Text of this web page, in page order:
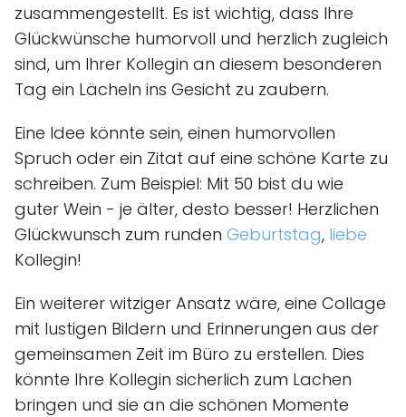
zusammengestellt. Es ist wichtig, dass Ihre
Glückwünsche humorvoll und herzlich zugleich
sind, um Ihrer Kollegin an diesem besonderen
Tag ein Lächeln ins Gesicht zu zaubern.
Eine Idee könnte sein, einen humorvollen
Spruch oder ein Zitat auf eine schöne Karte zu
schreiben. Zum Beispiel: Mit 50 bist du wie
guter Wein - je älter, desto besser! Herzlichen
Glückwunsch zum runden Geburtstag, liebe
Kollegin!
Ein weiterer witziger Ansatz wäre, eine Collage
mit lustigen Bildern und Erinnerungen aus der
gemeinsamen Zeit im Büro zu erstellen. Dies
könnte Ihre Kollegin sicherlich zum Lachen
bringen und sie an die schönen Momente